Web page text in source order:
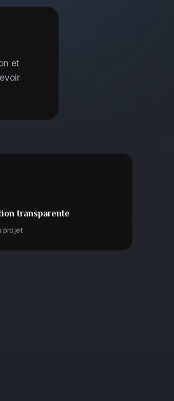
et
transparente
projet